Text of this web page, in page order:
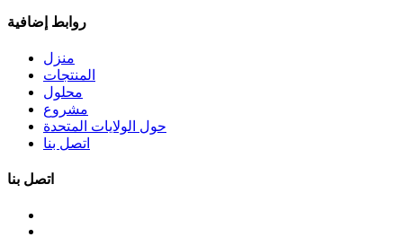
روابط إضافية
منزل
المنتجات
محلول
مشروع
حول الولايات المتحدة
اتصل بنا
اتصل بنا